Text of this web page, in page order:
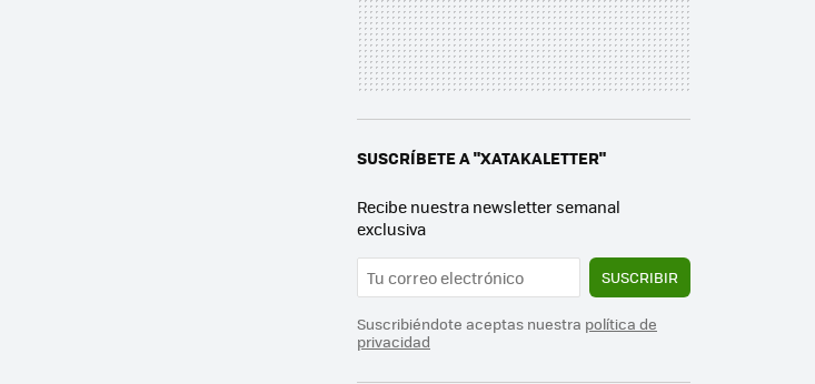
SUSCRÍBETE A "XATAKALETTER"
Recibe nuestra newsletter semanal
exclusiva
SUSCRIBIR
Suscribiéndote aceptas nuestra política de
privacidad